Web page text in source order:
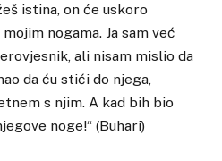
istina, on će uskoro
nogama. Ja sam već
ali nisam mislio da
da ću stići do njega,
s njim. A kad bih bio
noge!“ (Buhari)